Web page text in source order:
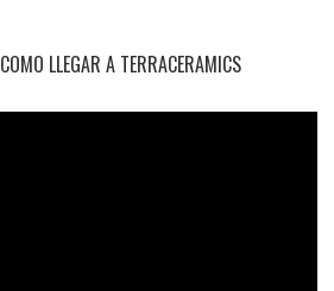
COMO LLEGAR A TERRACERAMICS